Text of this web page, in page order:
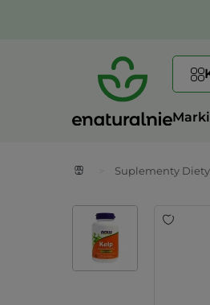
Marki
Suplementy Diety